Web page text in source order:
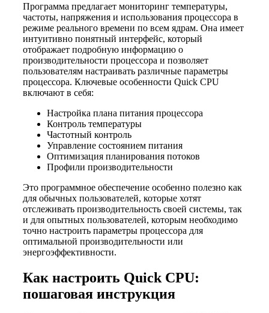
Программа предлагает мониторинг температуры,
частоты, напряжения и использования процессора в
режиме реального времени по всем ядрам. Она имеет
интуитивно понятный интерфейс, который
отображает подробную информацию о
производительности процессора и позволяет
пользователям настраивать различные параметры
процессора. Ключевые особенности Quick CPU
включают в себя:
Настройка плана питания процессора
Контроль температуры
Частотный контроль
Управление состоянием питания
Оптимизация планирования потоков
Профили производительности
Это программное обеспечение особенно полезно как
для обычных пользователей, которые хотят
отслеживать производительность своей системы, так
и для опытных пользователей, которым необходимо
точно настроить параметры процессора для
оптимальной производительности или
энергоэффективности.
Как настроить Quick CPU:
пошаговая инструкция